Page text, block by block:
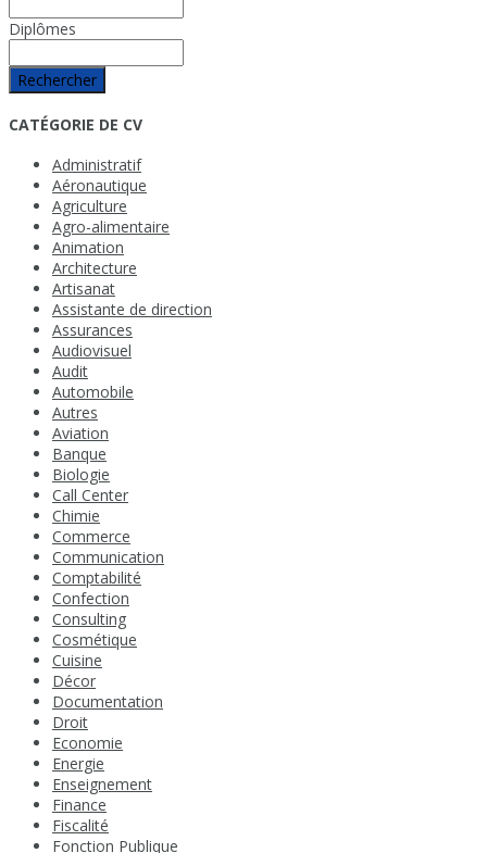
Diplômes
Rechercher
CATÉGORIE DE CV
Administratif
Aéronautique
Agriculture
Agro-alimentaire
Animation
Architecture
Artisanat
Assistante de direction
Assurances
Audiovisuel
Audit
Automobile
Autres
Aviation
Banque
Biologie
Call Center
Chimie
Commerce
Communication
Comptabilité
Confection
Consulting
Cosmétique
Cuisine
Décor
Documentation
Droit
Economie
Energie
Enseignement
Finance
Fiscalité
Fonction Publique